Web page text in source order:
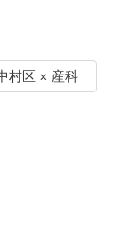
村区 × 産科